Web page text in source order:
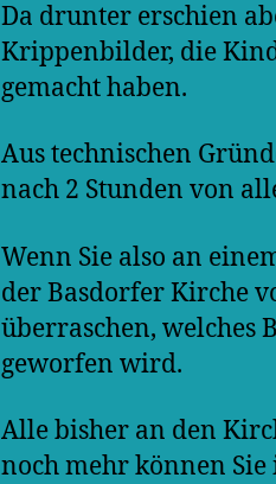
Da drunter erschien
Krippenbilder, die
gemacht haben.
Aus technischen
nach 2 Stunden von
Wenn Sie also an
der Basdorfer Kirche
überraschen, welches
geworfen wird.
Alle bisher an den
noch mehr können